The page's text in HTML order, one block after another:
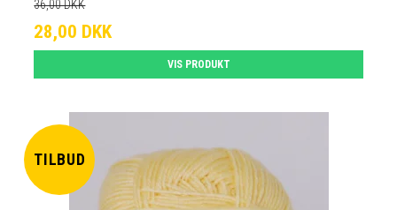
36,00 DKK
28,00 DKK
VIS PRODUKT
TILBUD